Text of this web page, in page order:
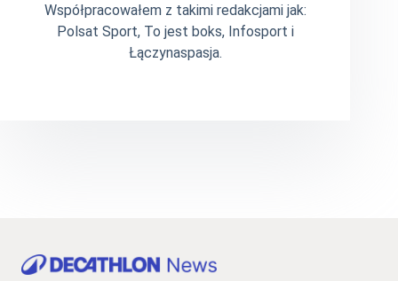
Współpracowałem z takimi redakcjami jak:
Polsat Sport, To jest boks, Infosport i
Łączynaspasja.